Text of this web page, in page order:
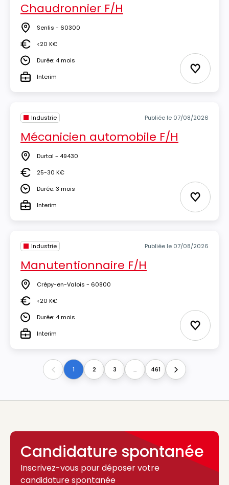
Chaudronnier F/H
Lieu Senlis - 60300
Salaire<20 K€
DuréeDurée: 4 mois
TypeInterim Ajouter
Industrie Publiée le 07/08/2026
Mécanicien automobile F/H
Lieu Durtal - 49430
Salaire25-30 K€
DuréeDurée: 3 mois
TypeInterim Ajouter
Industrie Publiée le 07/08/2026
Manutentionnaire F/H
Lieu Crépy-en-Valois - 60800
Salaire<20 K€
DuréeDurée: 4 mois
TypeInterim Ajouter
Previous1 2 3 ... 461 Next
Candidature spontanée
Inscrivez-vous pour déposer votre
candidature spontanée